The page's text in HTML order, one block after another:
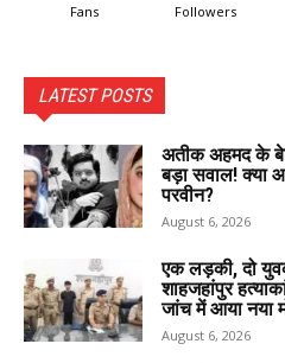
Fans Followers
LATEST POSTS
अतीक अहमद के
बड़ा सवाल! क्या
परवीन?
August 6, 2026
एक लड़की, दो
शाहजहांपुर
जांच में आया नया
August 6, 2026